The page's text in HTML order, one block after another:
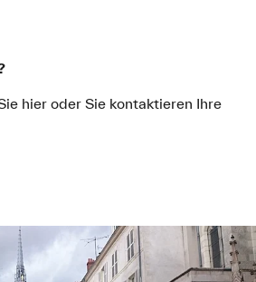
hier oder Sie kontaktieren Ihre